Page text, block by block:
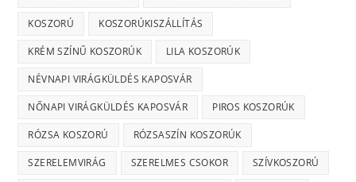
KOSZORÚ KOSZORÚKISZÁLLÍTÁS
KRÉM SZÍNŰ KOSZORÚK LILA KOSZORÚK
NÉVNAPI VIRÁGKÜLDÉS KAPOSVÁR
NŐNAPI VIRÁGKÜLDÉS KAPOSVÁR PIROS KOSZORÚK
RÓZSA KOSZORÚ RÓZSASZÍN KOSZORÚK
SZERELEMVIRÁG SZERELMES CSOKOR SZÍVKOSZORÚ